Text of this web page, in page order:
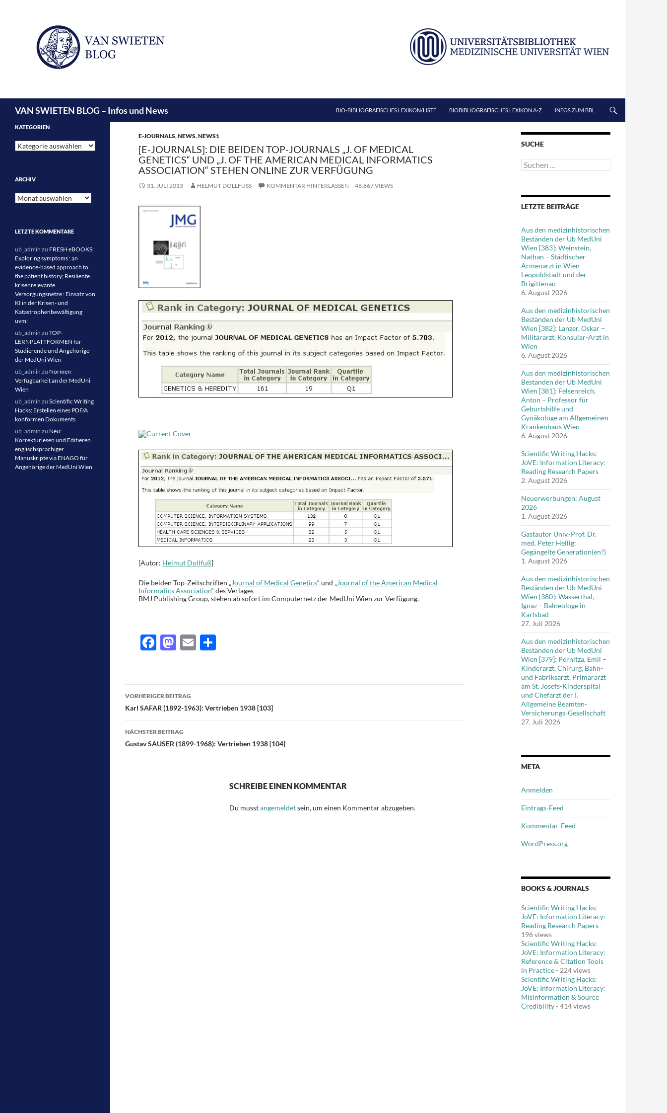
VAN SWIETEN BLOG – Infos und News
BIO-BIBLIOGRAFISCHES LEXIKON/LISTE
BIOBIBLIOGRAFISCHES LEXIKON A-Z INFOS ZUM BBL
E-JOURNALS,NEWS,NEWS1
[E-JOURNALS]: DIE BEIDEN TOP-JOURNALS „J. OF MEDICAL
GENETICS“ UND „J. OF THE AMERICAN MEDICAL INFORMATICS
ASSOCIATION“ STEHEN ONLINE ZUR VERFÜGUNG
31. JULI 2013 HELMUT DOLLFUSS KOMMENTAR HINTERLASSEN 48.867 VIEWS
[Autor: Helmut Dollfuß]
Die beiden Top-Zeitschriften „Journal of Medical Genetics“ und „Journal of the American Medical
Informatics Association“ des Verlages
BMJ Publishing Group, stehen ab sofort im Computernetz der MedUni Wien zur Verfügung.
F
b
o
o
k
M
d
o
n
E T
n
Beitragsnavigation
VORHERIGER BEITRAG
Karl SAFAR (1892-1963): Vertrieben 1938 [103]
NÄCHSTER BEITRAG
Gustav SAUSER (1899-1968): Vertrieben 1938 [104]
SCHREIBE EINEN KOMMENTAR
Du musstangemeldetsein, um einen Kommentar abzugeben.
SUCHE
Suchen
nach:
LETZTE BEITRÄGE
Aus den medizinhistorischen
Beständen der Ub MedUni
Wien [383]: Weinstein,
Nathan – Städtischer
Armenarzt in Wien
Leopoldstadt und der
Brigittenau
6. August 2026
Aus den medizinhistorischen
Beständen der Ub MedUni
Wien [382]: Lanzer, Oskar –
Militärarzt, Konsular-Arzt in
Wien
6. August 2026
Aus den medizinhistorischen
Beständen der Ub MedUni
Wien [381]: Felsenreich,
Anton – Professor für
Geburtshilfe und
Gynäkologe am Allgemeinen
Krankenhaus Wien
6. August 2026
Scientific Writing Hacks:
JoVE: Information Literacy:
Reading Research Papers
2. August 2026
Neuerwerbungen: August
2026
1. August 2026
Gastautor Univ.-Prof. Dr.
med. Peter Heilig:
Gegängelte Generation(en?)
1. August 2026
Aus den medizinhistorischen
Beständen der Ub MedUni
Wien [380]: Wasserthal,
Ignaz – Balneologe in
Karlsbad
27. Juli 2026
Aus den medizinhistorischen
Beständen der Ub MedUni
Wien [379]: Pernitza, Emil –
Kinderarzt, Chirurg, Bahn-
und Fabriksarzt, Primararzt
am St. Josefs-Kinderspital
und Chefarzt der I.
Allgemeine Beamten-
Versicherungs-Gesellschaft
27. Juli 2026
META
Anmelden
Eintrags-Feed
Kommentar-Feed
WordPress.org
BOOKS & JOURNALS
Scientific Writing Hacks:
JoVE: Information Literacy:
Reading Research Papers-
196 views
Scientific Writing Hacks:
JoVE: Information Literacy:
Reference & Citation Tools
in Practice- 224 views
Scientific Writing Hacks:
JoVE: Information Literacy:
Misinformation & Source
Credibility- 414 views
KATEGORIEN
Kategorien
ARCHIV
Archiv
LETZTE KOMMENTARE
ub_admin zu FRESH eBOOKS:
Exploring symptoms : an
evidence-based approach to
the patient history; Resiliente
krisenrelevante
Versorgungsnetze : Einsatz von
KI in der Krisen- und
Katastrophenbewältigung
uvm;
ub_admin zu TOP-
LERNPLATTFORMEN für
Studierende und Angehörige
der MedUni Wien
ub_admin zu Normen-
Verfügbarkeit an der MedUni
Wien
ub_admin zu Scientific Writing
Hacks: Erstellen eines PDF/A
konformen Dokuments
ub_admin zu Neu:
Korrekturlesen und Editieren
englischsprachiger
Manuskripte via ENAGO für
Angehörige der MedUni Wien